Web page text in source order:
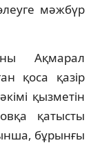
мәжбүр
Ақмарал
қоса қазір
қызметін
қатысты
бұрынғы